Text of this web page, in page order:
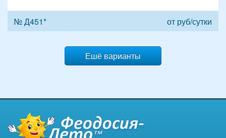
№ Д451* от руб/сутки
Ешё варианты